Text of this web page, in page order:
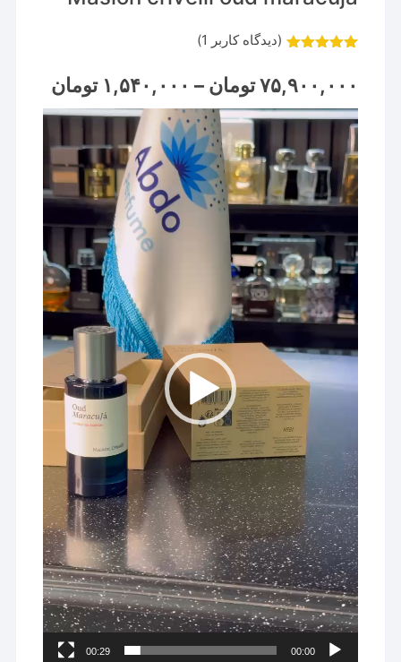
مشتری
(دیدگاه کاربر 1
)
۷۵,۹۰۰,۰۰۰ تومان – ۱,۵۴۰,۰۰۰ تومان
نمایشگر
ویدیو
00:00
00:29